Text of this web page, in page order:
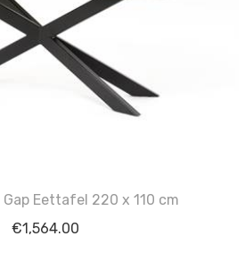
Eettafel 220 x 110 cm
€1,564.00